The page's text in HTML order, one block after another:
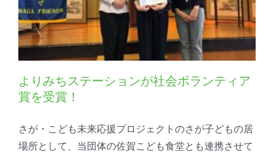
よりみちステーションが社会ボランティア
賞を受賞！
さが・こども未来応援プロジェクトのさが子どもの居
場所として、当団体の佐賀こども食堂とも連携させて